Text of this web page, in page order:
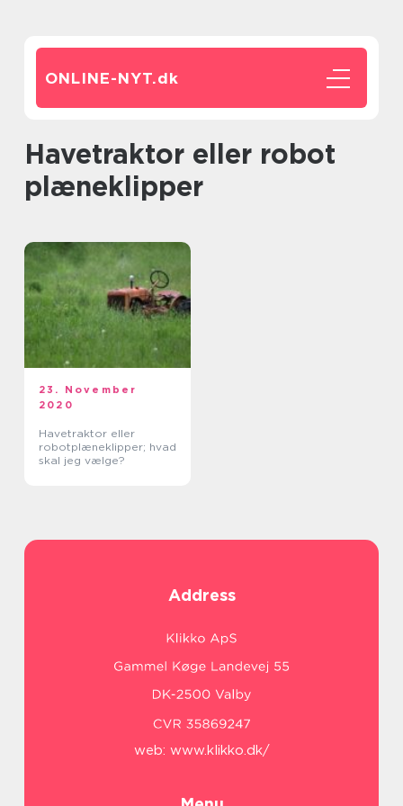
ONLINE-NYT.dk
Havetraktor eller robot
plæneklipper
23. November
2020
Havetraktor eller
robotplæneklipper; hvad
skal jeg vælge?
Address
web: www.klikko.dk/